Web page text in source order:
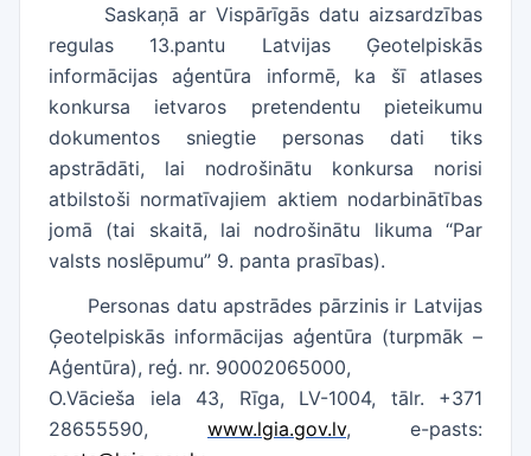
Saskaņā ar Vispārīgās datu aizsardzības
regulas 13.pantu Latvijas Ģeotelpiskās
informācijas aģentūra informē, ka šī atlases
konkursa ietvaros pretendentu pieteikumu
dokumentos sniegtie personas dati tiks
apstrādāti, lai nodrošinātu konkursa norisi
atbilstoši normatīvajiem aktiem nodarbinātības
jomā (tai skaitā, lai nodrošinātu likuma “Par
valsts noslēpumu” 9. panta prasības).
Personas datu apstrādes pārzinis ir Latvijas
Ģeotelpiskās informācijas aģentūra (turpmāk –
Aģentūra), reģ. nr. 90002065000,
O.Vācieša iela 43, Rīga, LV-1004, tālr. +371
28655590, www.lgia.gov.lv, e-pasts: